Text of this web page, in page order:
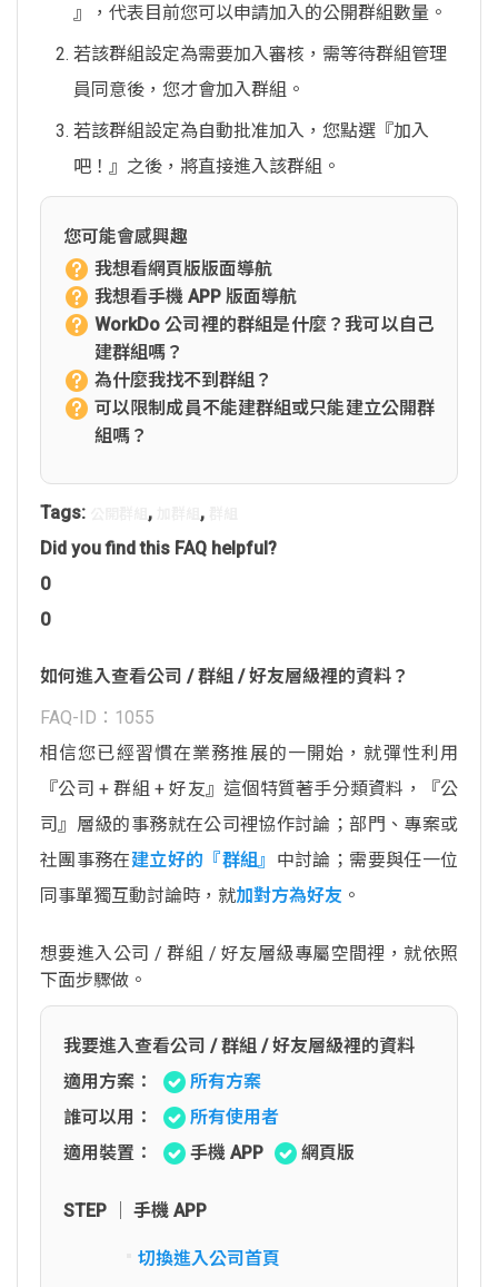
』，代表目前您可以申請加入的公開群組數量。
若該群組設定為需要加入審核，需等待群組管理
員同意後，您才會加入群組。
若該群組設定為自動批准加入，您點選『加入
吧！』之後，將直接進入該群組。
您可能會感興趣
我想看網頁版版面導航
我想看手機 APP 版面導航
WorkDo 公司裡的群組是什麼？我可以自己
建群組嗎？
為什麼我找不到群組？
可以限制成員不能建群組或只能建立公開群
組嗎？
Tags: , ,
Did you find this FAQ helpful?
0
0
如何進入查看公司 / 群組 / 好友層級裡的資料？
FAQ-ID：1055
相信您已經習慣在業務推展的一開始，就彈性利用
『公司 + 群組 + 好友』這個特質著手分類資料，『公
司』層級的事務就在公司裡協作討論；部門、專案或
社團事務在建立好的『群組』 中討論；需要與任一位
同事單獨互動討論時，就加對方為好友 。
想要進入公司 / 群組 / 好友層級專屬空間裡，就依照
下面步驟做。
我要進入查看公司 / 群組 / 好友層級裡的資料
適用方案：
所有方案
誰可以用：
所有使用者
適用裝置：
手機 APP 網頁版
STEP │ 手機 APP
切換進入公司首頁